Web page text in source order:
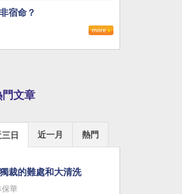
宿命？
門文章
日 近一月 熱門
裁的難處和大清洗
保華